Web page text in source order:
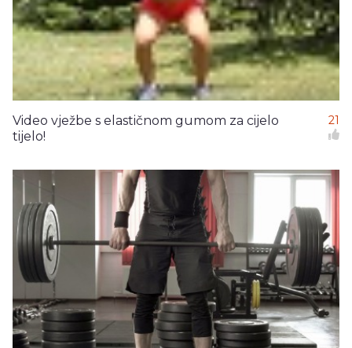
Video vježbe s elastičnom gumom za cijelo
tijelo!
21